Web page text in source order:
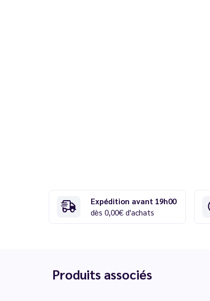
Expédition avant 19h00
dès 0,00€ d'achats
Produits associés